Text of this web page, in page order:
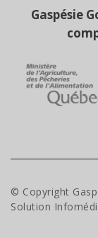
Gaspésie
© Copyright
Solution